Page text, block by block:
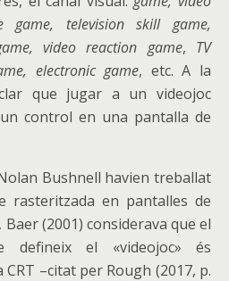
game, television skill game,
video reaction game, TV
electronic game, etc. A la
que jugar a un videojoc
control en una pantalla de
Bushnell havien treballat
rasteritzada en pantalles de
Baer (2001) considerava que el
defineix el «videojoc» és
–citat per Rough (2017, p.